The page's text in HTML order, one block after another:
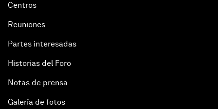
Centros
Reuniones
Partes interesadas
Historias del Foro
Notas de prensa
Galería de fotos